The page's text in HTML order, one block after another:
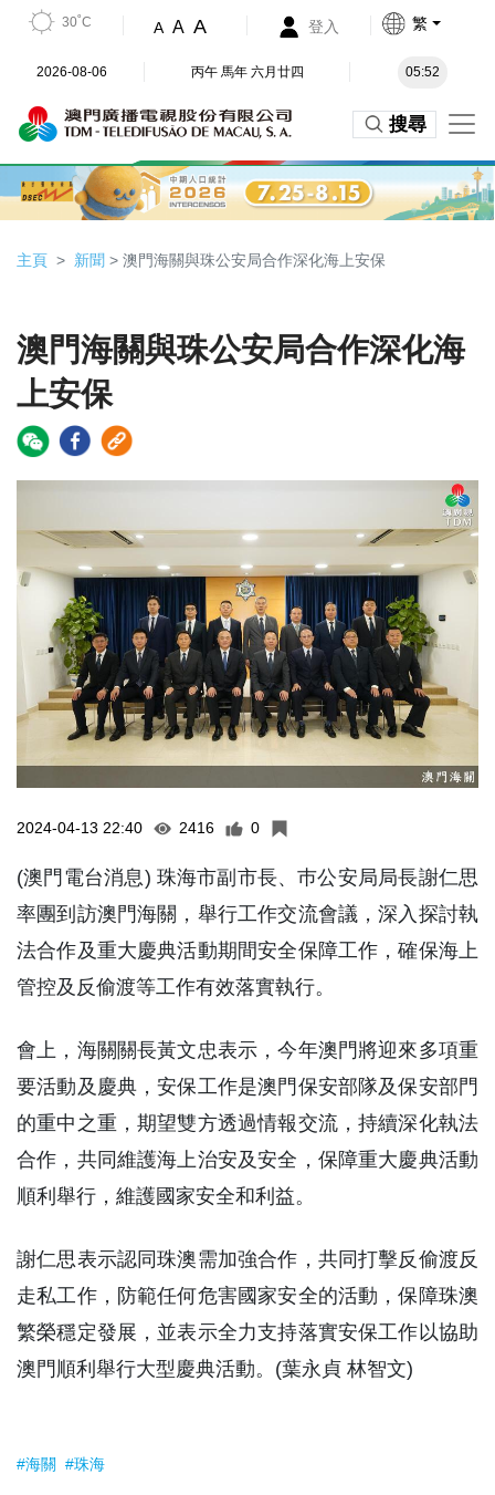
30˚C A A A 登入 繁
2026-08-06 丙午 馬年 六月廿四 05:52
搜尋
主頁 新聞 > 澳門海關與珠公安局合作深化海上安保
澳門海關與珠公安局合作深化海
上安保
2024-04-13 22:40 2416 0
(澳門電台消息) 珠海市副市長、巿公安局局長謝仁思
率團到訪澳門海關，舉行工作交流會議，深入探討執
法合作及重大慶典活動期間安全保障工作，確保海上
管控及反偷渡等工作有效落實執行。
會上，海關關長黃文忠表示，今年澳門將迎來多項重
要活動及慶典，安保工作是澳門保安部隊及保安部門
的重中之重，期望雙方透過情報交流，持續深化執法
合作，共同維護海上治安及安全，保障重大慶典活動
順利舉行，維護國家安全和利益。
謝仁思表示認同珠澳需加強合作，共同打擊反偷渡反
走私工作，防範任何危害國家安全的活動，保障珠澳
繁榮穩定發展，並表示全力支持落實安保工作以協助
澳門順利舉行大型慶典活動。(葉永貞 林智文)
#海關 #珠海